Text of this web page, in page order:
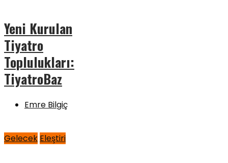
Yeni Kurulan
Tiyatro
Toplulukları:
TiyatroBaz
Emre Bilgiç
Gelecek Eleştiri